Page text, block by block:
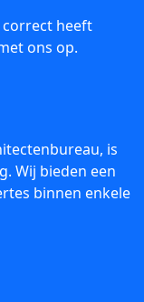
correct heeft
ons op.
is
Wij bieden een
binnen enkele